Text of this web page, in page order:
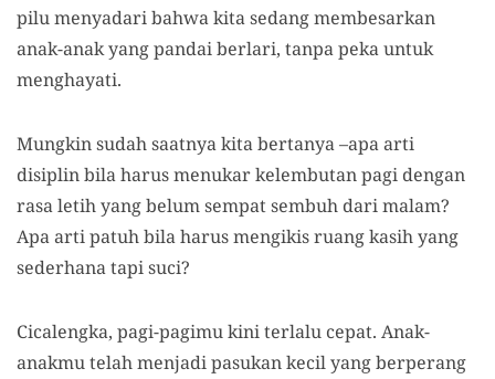
pilu menyadari bahwa kita sedang membesarkan
anak-anak yang pandai berlari, tanpa peka untuk
menghayati.
Mungkin sudah saatnya kita bertanya –apa arti
disiplin bila harus menukar kelembutan pagi dengan
rasa letih yang belum sempat sembuh dari malam?
Apa arti patuh bila harus mengikis ruang kasih yang
sederhana tapi suci?
Cicalengka, pagi-pagimu kini terlalu cepat. Anak-
anakmu telah menjadi pasukan kecil yang berperang